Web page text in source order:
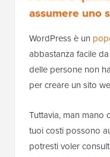
assumere uno
WordPress è un
abbastanza facile
delle persone non
per creare un sito
Tuttavia, man mano
tuoi costi possono
potresti voler